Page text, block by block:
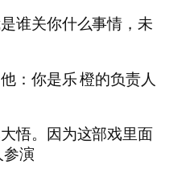
谁关你什么事情，未
：你是乐 橙的负责人
悟。因为这部戏里面
演